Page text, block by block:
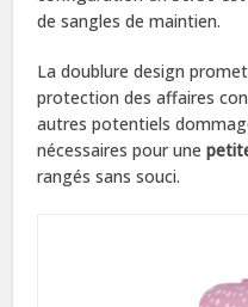
de sangles de maintien.
La doublure design
protection des affaires
autres potentiels
nécessaires pour une
rangés sans souci.